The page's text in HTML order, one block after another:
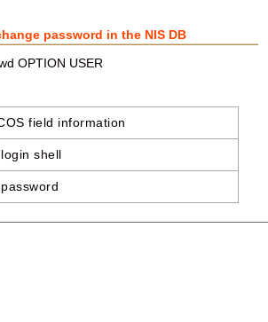
password in the NIS DB
OPTION USER
field information
shell